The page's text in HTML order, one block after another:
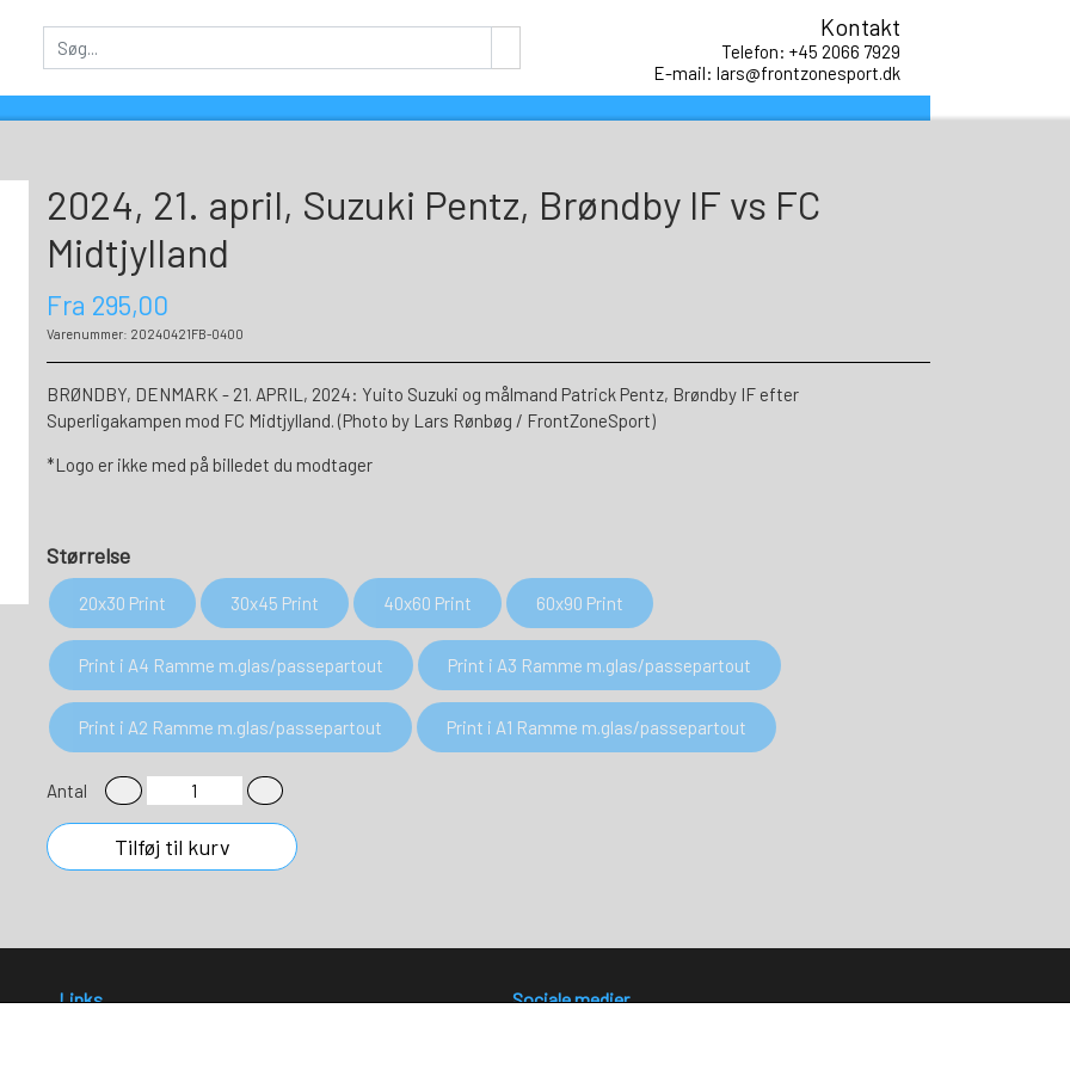
Kontakt
Telefon: +45 2066 7929
E-mail: lars@frontzonesport.dk
2024, 21. april, Suzuki Pentz, Brøndby IF vs FC
Midtjylland
Fra 295,00
Varenummer: 20240421FB-0400
BRØNDBY, DENMARK - 21. APRIL, 2024: Yuito Suzuki og målmand Patrick Pentz, Brøndby IF efter
Superligakampen mod FC Midtjylland. (Photo by Lars Rønbøg / FrontZoneSport)
*Logo er ikke med på billedet du modtager
Størrelse
20x30 Print 30x45 Print 40x60 Print 60x90 Print
Print i A4 Ramme m.glas/passepartout Print i A3 Ramme m.glas/passepartout
Print i A2 Ramme m.glas/passepartout Print i A1 Ramme m.glas/passepartout
Antal
Tilføj til kurv
Links Sociale medier